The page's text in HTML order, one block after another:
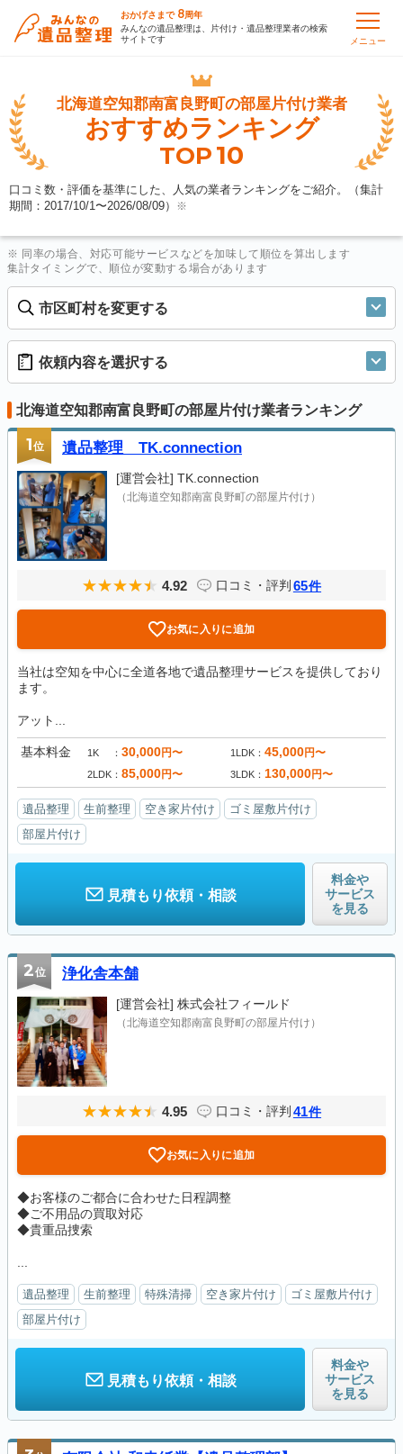
おかげさまで 8周年
みんなの遺品整理は、片付け・遺品整理業者の検索
サイトです
メニュー
北海道空知郡南富良野町の部屋片付け業者
おすすめランキング
TOP10
口コミ数・評価を基準にした、人気の業者ランキングをご紹介。（集計
期間：2017/10/1〜2026/08/09） ※
※ 同率の場合、対応可能サービスなどを加味して順位を算出します
集計タイミングで、順位が変動する場合があります
市区町村を変更する
依頼内容を選択する
北海道空知郡南富良野町の部屋片付け業者ランキング
1位 遺品整理 TK.connection
[運営会社] TK.connection
（北海道空知郡南富良野町の部屋片付け）
4.92 口コミ・評判 65件
お気に入りに追加
当社は空知を中心に全道各地で遺品整理サービスを提供しており
ます。
アット...
基本料金 1K 30,000円〜 1LDK 45,000円〜
2LDK 85,000円〜 3LDK 130,000円〜
遺品整理 生前整理 空き家片付け
ゴミ屋敷片付け
部屋片付け
見積もり依頼・相談
料金や
サービス
を見る
2位 浄化舎本舗
[運営会社] 株式会社フィールド
（北海道空知郡南富良野町の部屋片付け）
4.95 口コミ・評判 41件
お気に入りに追加
◆お客様のご都合に合わせた日程調整
◆ご不用品の買取対応
◆貴重品捜索
遺品整理 生前整理 特殊清掃 空き家片付け
ゴミ屋敷片付け
部屋片付け
見積もり依頼・相談
料金や
サービス
を見る